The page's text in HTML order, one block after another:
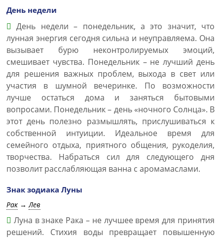
День недели
День недели – понедельник, а это значит, что
лунная энергия сегодня сильна и неуправляема. Она
вызывает бурю неконтролируемых эмоций,
смешивает чувства. Понедельник – не лучший день
для решения важных проблем, выхода в свет или
участия в шумной вечеринке. По возможности
лучше остаться дома и заняться бытовыми
вопросами. Понедельник – день «ночного Солнца». В
этот день полезно размышлять, прислушиваться к
собственной интуиции. Идеальное время для
семейного отдыха, приятного общения, рукоделия,
творчества. Набраться сил для следующего дня
позволит расслабляющая ванна с аромамаслами.
Знак зодиака Луны
Рак →Лев
Луна в знаке Рака – не лучшее время для принятия
решений. Стихия воды превращает повышенную